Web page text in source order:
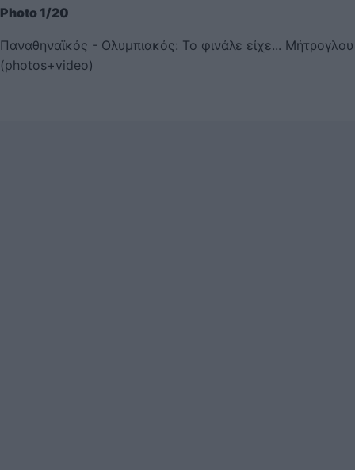
Photo 1/20
Παναθηναϊκός - Ολυμπιακός: Το φινάλε είχε... Μήτρογλου
(photos+video)